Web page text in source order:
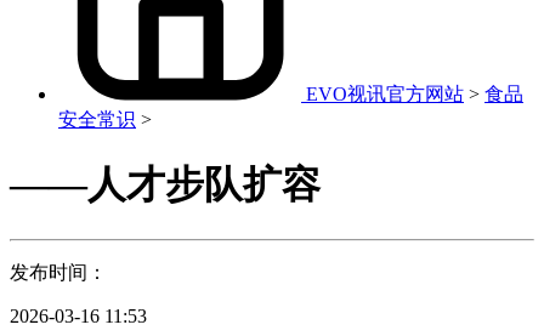
EVO视讯官方网站 > 食品
安全常识 >
——人才步队扩容
发布时间：
2026-03-16 11:53